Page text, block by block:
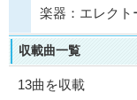
楽器：エレクト
収載曲一覧
13曲を収載